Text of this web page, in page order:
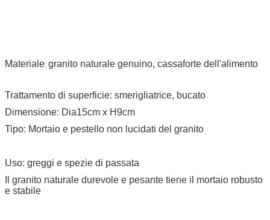
Materiale: granito naturale genuino, cassaforte dell'alimento
Trattamento di superficie: smerigliatrice, bucato
Dimensione: Dia15cm x H9cm
Tipo: Mortaio e pestello non lucidati del granito
Uso: greggi e spezie di passata
Il granito naturale durevole e pesante tiene il mortaio robusto
e stabile